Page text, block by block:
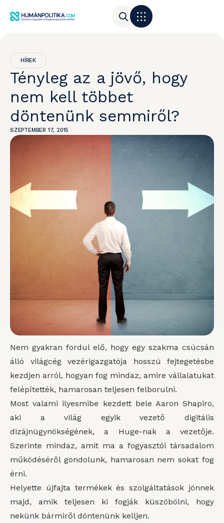
HÍREK
Tényleg az a jövő, hogy
nem kell többet
döntenünk semmiről?
SZEPTEMBER 17, 2015
Nem gyakran fordul elő, hogy egy szakma csúcsán
álló világcég vezérigazgatója hosszú fejtegetésbe
kezdjen arról, hogyan fog mindaz, amire vállalatukat
felépítették, hamarosan teljesen felborulni.
Most valami ilyesmibe kezdett bele Aaron Shapiro,
aki a világ egyik vezető digitális
dizájnügynökségének, a Huge-nak a vezetője.
Szerinte mindaz, amit ma a fogyasztói társadalom
működéséről gondolunk, hamarosan nem sokat fog
érni.
Helyette újfajta termékek és szolgáltatások jönnek
majd, amik teljesen ki fogják küszöbölni, hogy
nekünk bármiről döntenünk kelljen.